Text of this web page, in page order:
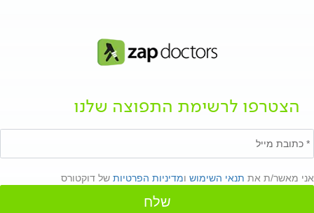
הצטרפו לרשימת התפוצה שלנו
אני מאשר/ת את תנאי השימוש ומדיניות הפרטיות של דוקטורס
שלח